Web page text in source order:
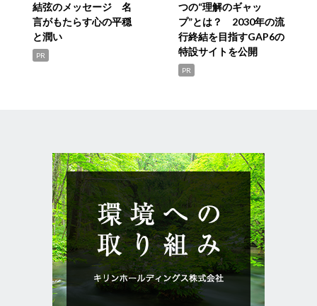
結弦のメッセージ 名
言がもたらす心の平穏
と潤い
PR
つの“理解のギャッ
プ”とは？ 2030年の流
行終結を目指すGAP6の
特設サイトを公開
PR